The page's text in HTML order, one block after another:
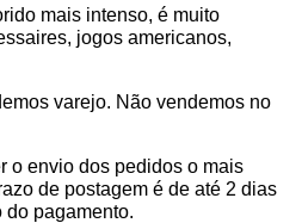
mais intenso, é muito
jogos americanos,
varejo. Não vendemos no
o envio dos pedidos o mais
de postagem é de até 2 dias
do pagamento.